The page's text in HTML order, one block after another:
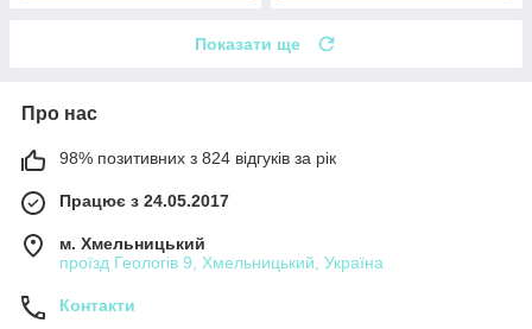
Показати ще
Про нас
98% позитивних з 824 відгуків за рік
Працює з 24.05.2017
м. Хмельницький
проїзд Геологів 9, Хмельницький, Україна
Контакти